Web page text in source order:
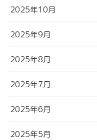
2025年10月
2025年9月
2025年8月
2025年7月
2025年6月
2025年5月